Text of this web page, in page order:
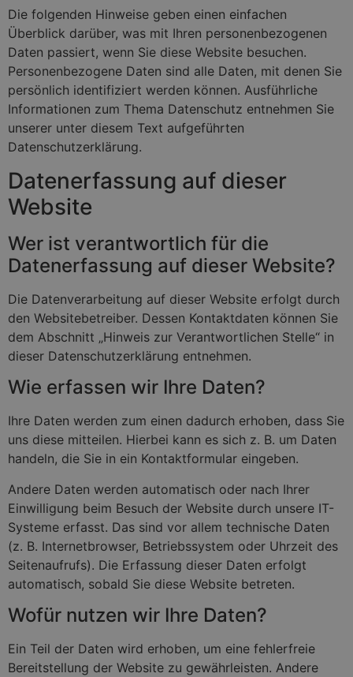
Die folgenden Hinweise geben einen einfachen
Überblick darüber, was mit Ihren personenbezogenen
Daten passiert, wenn Sie diese Website besuchen.
Personenbezogene Daten sind alle Daten, mit denen Sie
persönlich identifiziert werden können. Ausführliche
Informationen zum Thema Datenschutz entnehmen Sie
unserer unter diesem Text aufgeführten
Datenschutzerklärung.
Datenerfassung auf dieser
Website
Wer ist verantwortlich für die
Datenerfassung auf dieser Website?
Die Datenverarbeitung auf dieser Website erfolgt durch
den Websitebetreiber. Dessen Kontaktdaten können Sie
dem Abschnitt „Hinweis zur Verantwortlichen Stelle“ in
dieser Datenschutzerklärung entnehmen.
Wie erfassen wir Ihre Daten?
Ihre Daten werden zum einen dadurch erhoben, dass Sie
uns diese mitteilen. Hierbei kann es sich z. B. um Daten
handeln, die Sie in ein Kontaktformular eingeben.
Andere Daten werden automatisch oder nach Ihrer
Einwilligung beim Besuch der Website durch unsere IT-
Systeme erfasst. Das sind vor allem technische Daten
(z. B. Internetbrowser, Betriebssystem oder Uhrzeit des
Seitenaufrufs). Die Erfassung dieser Daten erfolgt
automatisch, sobald Sie diese Website betreten.
Wofür nutzen wir Ihre Daten?
Ein Teil der Daten wird erhoben, um eine fehlerfreie
Bereitstellung der Website zu gewährleisten. Andere